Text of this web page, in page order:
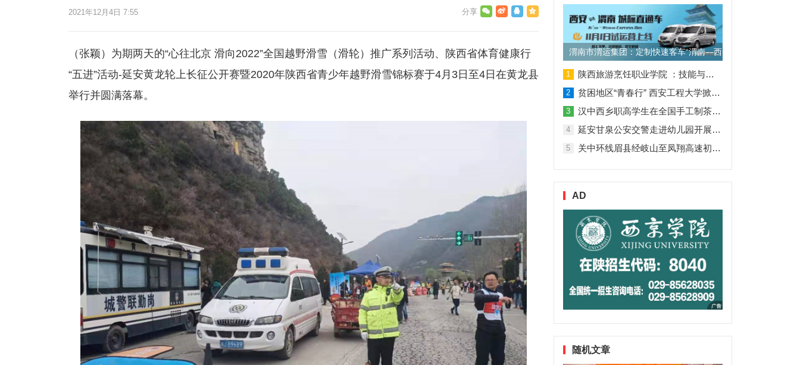
2021年12月4日 7:55
（张颖）为期两天的“心往北京 滑向2022”全国越野滑雪（滑轮）推广系列活动、陕西省体育健康行
“五进”活动-延安黄龙轮上长征公开赛暨2020年陕西省青少年越野滑雪锦标赛于4月3日至4日在黄龙县
举行并圆满落幕。
渭南市渭运集团：定制快速客车“渭南—西安”11月1日试运营
1 陕西旅游烹饪职业学院 ：技能与理论并行 人才与企业共赢
2 贫困地区“青春行” 西安工程大学掀起“扶贫热”
3 汉中西乡职高学生在全国手工制茶大赛中创佳绩
4 延安甘泉公安交警走进幼儿园开展交通安全专题讲座活动
5 关中环线眉县经岐山至凤翔高速初步设计获批！
AD
随机文章